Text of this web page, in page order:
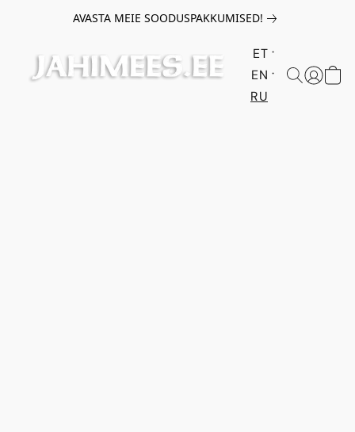
AVASTA MEIE SOODUSPAKKUMISED!
ET
EN
RU